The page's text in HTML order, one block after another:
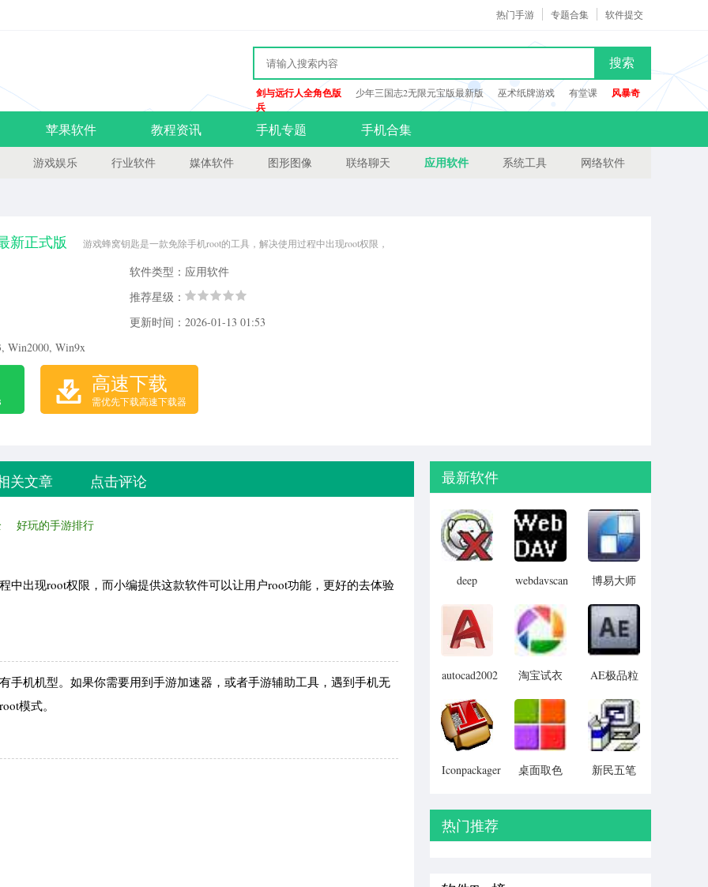
软件提交
专题合集
热门手游
搜索
剑与远行人全角色版 少年三国志2无限元宝版最新版 巫术纸牌游戏 有堂课
风暴奇
兵
苹果软件 教程资讯 手机专题 手机合集
游戏娱乐 行业软件 媒体软件 图形图像 联络聊天 应用软件 系统工具 网络软件
新正式版
游戏蜂窝钥匙是一款免除手机root的工具，解决使用过程中出现root权限，
软件类型：应用软件
推荐星级：
更新时间：2026-01-13 01:53
Win2000, Win9x
高速下载
需优先下载高速下载器
关文章 点击评论
好玩的手游排行
中出现root权限，而小编提供这款软件可以让用户root功能，更好的去体验
手机机型。如果你需要用到手游加速器，或者手游辅助工具，遇到手机无
模式。
最新软件
deep
password
remover(冰
点还原密
码清除器)
webdavscan
(web漏洞
扫描软件)
博易大师
autocad2002
淘宝试衣
AE极品粒
(Trapcode
Particular)
Iconpackager
桌面取色
新民五笔
热门推荐